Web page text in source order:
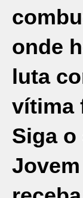
onde
luta
vítima
Siga o